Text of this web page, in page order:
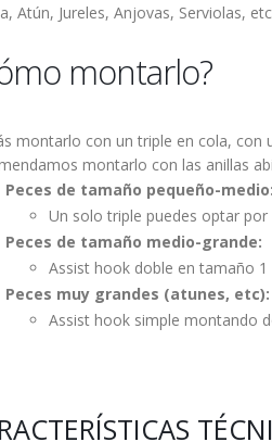
Atún, Jureles, Anjovas, Serviolas,
montarlo?
montarlo con un triple en cola, con
montarlo con las anillas
Peces de tamaño pequeño-medio:
Un solo triple puedes optar
Peces de tamaño medio-grande:
Assist hook doble en tamaño
Peces muy grandes (atunes, etc):
Assist hook simple montando